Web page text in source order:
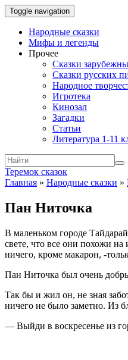
Toggle navigation
Народные сказки
Мифы и легенды
Прочее
Сказки
Сказки русских
Народное
Игротека
Кинозал
Загадки
Статьи
Литература 1-11
Теремок сказок
Главная » Народные сказки »
Пан Ниточка
В маленьком городе
свете, что все они похожи
ничего, кроме макарон, -
Пан Ниточка был очень
Так бы и жил он, не зная
ничего не было заметно. Из
— Выйди в воскресенье из